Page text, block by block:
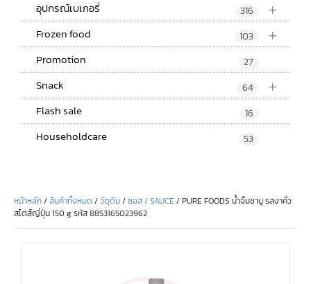
+
อุปกรณ์เบเกอรี่ 316
+
Frozen food 103
Promotion 27
+
Snack 64
Flash sale 16
Householdcare 53
หน้าหลัก/สินค้าทั้งหมด /วัตุดิบ/ซอส / SAUCE / PURE FOODS น้ำจิ้มชาบู รสงาคั่ว
สไตส์ญี่ปุ่น 150 g รหัส 8853165023962